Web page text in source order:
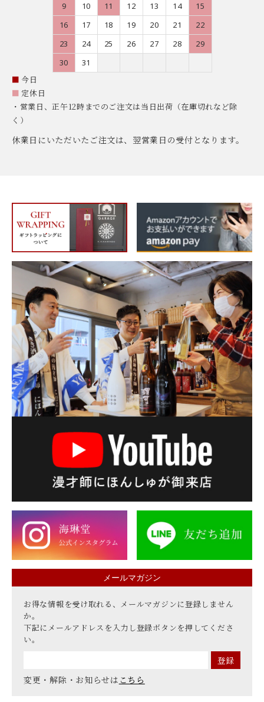
9
10 11 12 13 14
15
16
17 18 19 20 21
22
23
24 25 26 27 28
29
30
31
■ 今日
■ 定休日
・営業日、正午12時までのご注文は当日出荷（在庫切れなど除
く）
休業日にいただいたご注文は、翌営業日の受付となります。
メールマガジン
お得な情報を受け取れる、メールマガジンに登録しません
か。
下記にメールアドレスを入力し登録ボタンを押してくださ
い。
変更・解除・お知らせは こちら